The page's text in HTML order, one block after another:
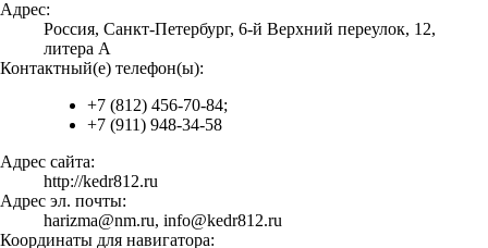
Адрес:
Россия, Санкт-Петербург, 6-й Верхний переулок, 12,
литера А
Контактный(е) телефон(ы):
+7 (812) 456-70-84;
+7 (911) 948-34-58
Адрес сайта:
http://kedr812.ru
Адрес эл. почты:
harizma@nm.ru, info@kedr812.ru
Координаты для навигатора: